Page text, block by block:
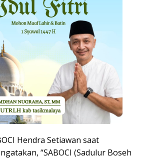
Hendra Setiawan saat
“SABOCI (Sadulur Boseh